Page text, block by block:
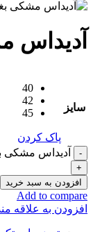
آدیداس
سایز
40
42
45
پاک کردن
آدیداس مشکی
افزودن به سبد خرید
Add to compare
افزودن به علاقه